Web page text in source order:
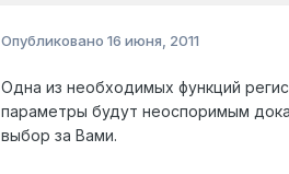
Опубликовано 16 июня, 2011
Одна из необходимых функций
параметры будут неоспоримым
выбор за Вами.